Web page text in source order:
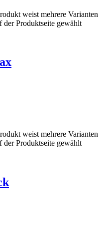
weist mehrere Varianten
Produktseite gewählt
weist mehrere Varianten
Produktseite gewählt